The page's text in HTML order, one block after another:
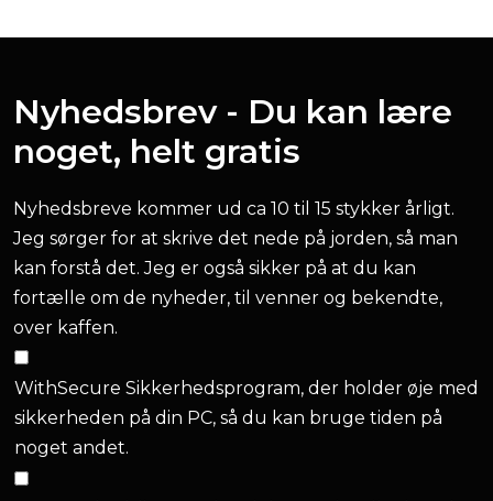
Nyhedsbrev - Du kan lære
noget, helt gratis
Nyhedsbreve kommer ud ca 10 til 15 stykker årligt.
Jeg sørger for at skrive det nede på jorden, så man
kan forstå det. Jeg er også sikker på at du kan
fortælle om de nyheder, til venner og bekendte,
over kaffen.
WithSecure Sikkerhedsprogram, der holder øje med
sikkerheden på din PC, så du kan bruge tiden på
noget andet.